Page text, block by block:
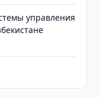
управления